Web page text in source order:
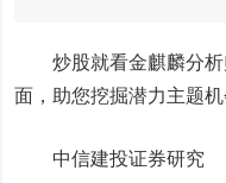
炒股就看金麒麟分析
面，助您挖掘潜力主题机
中信建投证券研究